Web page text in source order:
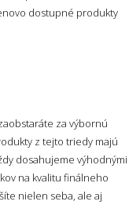
dostupné produkty
za výbornú
z tejto triedy majú
dosahujeme výhodnými
na kvalitu finálneho
nielen seba, ale aj